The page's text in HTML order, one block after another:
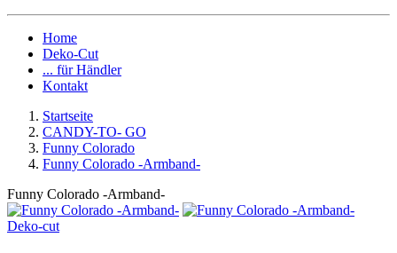
Home
Deko-Cut
... für Händler
Kontakt
Startseite
CANDY-TO- GO
Funny Colorado
Funny Colorado -Armband-
Funny Colorado -Armband-
Deko-cut